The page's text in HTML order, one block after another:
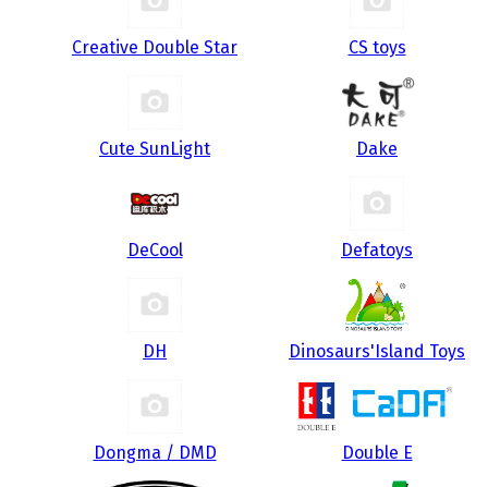
Creative Double Star CS toys
Cute SunLight Dake
DeCool Defatoys
DH Dinosaurs'Island Toys
Dongma / DMD Double E